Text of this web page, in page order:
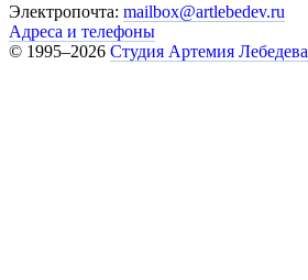
Электропочта: mailbox@artlebedev.ru
Адреса и телефоны
© 1995–2026 Студия Артемия Лебедева